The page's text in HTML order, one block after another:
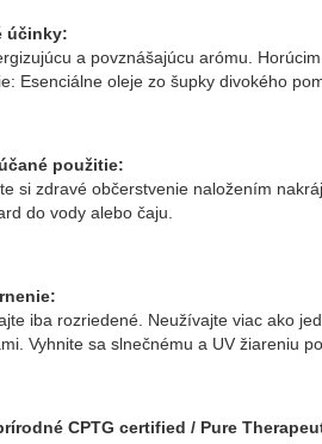
účinky:
a povznášajúcu arómu.
Esenciálne oleje zo šupky divokého
použitie:
si zdravé občerstvenie naložením
do vody alebo čaju.
iba rozriedené. Neužívajte viac ako
Vyhnite sa slnečnému a UV žiareniu
CPTG certified / Pure